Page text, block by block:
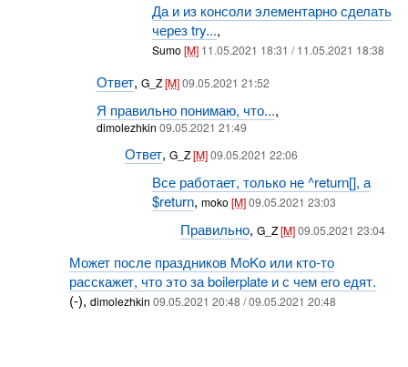
Да и из консоли элементарно сделать
через try...,
Sumo[M] 11.05.2021 18:31 / 11.05.2021 18:38
Ответ,G_Z[M]09.05.2021 21:52
Я правильно понимаю, что...,
dimolezhkin09.05.2021 21:49
Ответ, G_Z[M]09.05.2021 22:06
Все работает, только не ^return[], а
$return,moko[M]09.05.2021 23:03
Правильно, G_Z[M] 09.05.2021 23:04
Может после праздников MoKo или кто-то
расскажет, что это за boilerplate и с чем его едят.
(-), dimolezhkin 09.05.2021 20:48 / 09.05.2021 20:48